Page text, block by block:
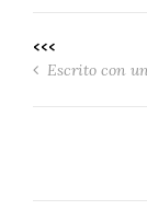
<<<
Escrito con